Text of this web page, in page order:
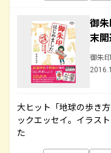
御
末
御朱印
大ヒット「地球の歩き
ックエッセイ。イラス
た